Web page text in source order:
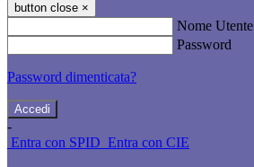
button close ×
Nome Utente
Password
Password dimenticata?
-
Entra con SPID Entra con CIE